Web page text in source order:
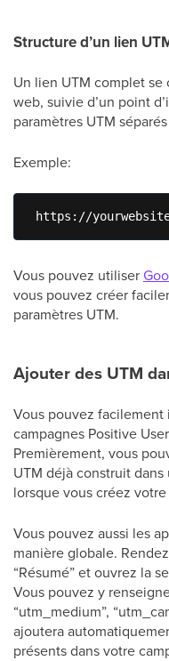
Structure d’un lien
Un lien UTM complet se
web, suivie d’un point
paramètres UTM
Exemple:
https://
Vous pouvez utiliser
vous pouvez créer
paramètres UTM.
Ajouter des UTM
Vous pouvez facilement
campagnes Positive
Premièrement, vous
UTM déjà construit
lorsque vous créez
Vous pouvez aussi les
manière globale.
“Résumé” et ouvrez la
Vous pouvez y
“utm_medium”,
ajoutera
présents dans votre